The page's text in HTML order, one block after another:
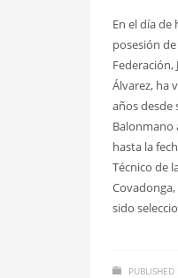
En el día de
posesión
Federación,
Álvarez, ha
años desde
Balonmano
hasta la
Técnico de
Covadonga,
sido
PUBLISHED